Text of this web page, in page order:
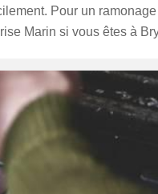
Pour un
Marin si vous êtes à